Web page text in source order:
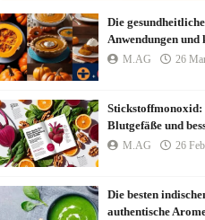
Die
Anwendungen und
M.AG 26
Stickstoffmonoxid:
Blutgefäße und
M.AG 26
Die besten
authentische